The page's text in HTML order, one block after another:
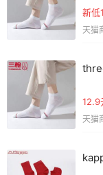
新低
天猫
12.9
天猫